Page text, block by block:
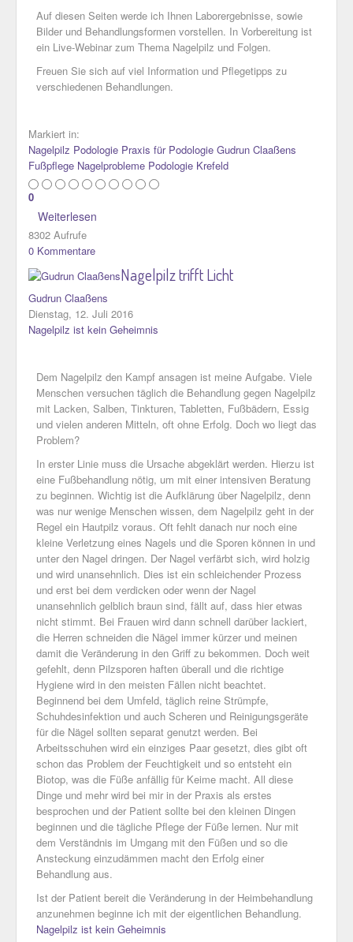
Auf diesen Seiten werde ich Ihnen Laborergebnisse, sowie
Bilder und Behandlungsformen vorstellen. In Vorbereitung ist
ein Live-Webinar zum Thema Nagelpilz und Folgen.
Freuen Sie sich auf viel Information und Pflegetipps zu
verschiedenen Behandlungen.
Markiert in:
Nagelpilz Podologie Praxis für Podologie Gudrun Claaßens
Fußpflege Nagelprobleme Podologie Krefeld
0
Weiterlesen
8302 Aufrufe
0 Kommentare
Nagelpilz trifft Licht
Gudrun Claaßens
Dienstag, 12. Juli 2016
Nagelpilz ist kein Geheimnis
Dem Nagelpilz den Kampf ansagen ist meine Aufgabe. Viele
Menschen versuchen täglich die Behandlung gegen Nagelpilz
mit Lacken, Salben, Tinkturen, Tabletten, Fußbädern, Essig
und vielen anderen Mitteln, oft ohne Erfolg. Doch wo liegt das
Problem?
In erster Linie muss die Ursache abgeklärt werden. Hierzu ist
eine Fußbehandlung nötig, um mit einer intensiven Beratung
zu beginnen. Wichtig ist die Aufklärung über Nagelpilz, denn
was nur wenige Menschen wissen, dem Nagelpilz geht in der
Regel ein Hautpilz voraus. Oft fehlt danach nur noch eine
kleine Verletzung eines Nagels und die Sporen können in und
unter den Nagel dringen. Der Nagel verfärbt sich, wird holzig
und wird unansehnlich. Dies ist ein schleichender Prozess
und erst bei dem verdicken oder wenn der Nagel
unansehnlich gelblich braun sind, fällt auf, dass hier etwas
nicht stimmt. Bei Frauen wird dann schnell darüber lackiert,
die Herren schneiden die Nägel immer kürzer und meinen
damit die Veränderung in den Griff zu bekommen. Doch weit
gefehlt, denn Pilzsporen haften überall und die richtige
Hygiene wird in den meisten Fällen nicht beachtet.
Beginnend bei dem Umfeld, täglich reine Strümpfe,
Schuhdesinfektion und auch Scheren und Reinigungsgeräte
für die Nägel sollten separat genutzt werden. Bei
Arbeitsschuhen wird ein einziges Paar gesetzt, dies gibt oft
schon das Problem der Feuchtigkeit und so entsteht ein
Biotop, was die Füße anfällig für Keime macht. All diese
Dinge und mehr wird bei mir in der Praxis als erstes
besprochen und der Patient sollte bei den kleinen Dingen
beginnen und die tägliche Pflege der Füße lernen. Nur mit
dem Verständnis im Umgang mit den Füßen und so die
Ansteckung einzudämmen macht den Erfolg einer
Behandlung aus.
Ist der Patient bereit die Veränderung in der Heimbehandlung
anzunehmen beginne ich mit der eigentlichen Behandlung.
Nagelpilz ist kein Geheimnis